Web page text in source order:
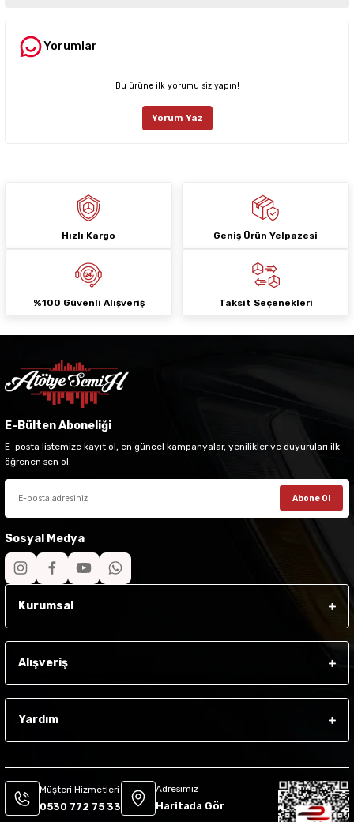
Ürün resmi kalitesiz, bozuk veya görüntülenemiyor.
Ürün fiyatı diğer sitelerden daha pahalı.
Deneyimini Paylaş
Yorumlar
Bu ürüne ilk yorumu siz yapın!
Yorum Yaz
Hızlı Kargo Geniş Ürün Yelpazesi
%100 Güvenli Alışveriş Taksit Seçenekleri
E-Bülten Aboneliği
E-posta listemize kayıt ol, en güncel kampanyalar, yenilikler ve duyuruları ilk
öğrenen sen ol.
Abone Ol
Sosyal Medya
Kurumsal
Alışveriş
Yardım
Müşteri Hizmetleri
0530 772 75 33
Adresimiz
Haritada Gör